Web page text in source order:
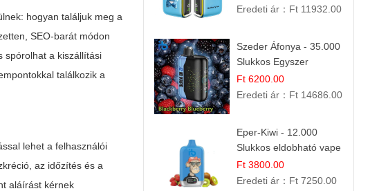
hogyan találjuk meg a
SEO-barát módon
spórolhat a kiszállítási
találkozik a
lehet a felhasználói
az időzítés és a
aláírást kérnek
Desszert Íz
Eredeti ár： Ft 11932.00
Szeder Áfonya - 35.000
Slukkos Egyszer
Használatos E-cigaretta
| Prémium Ízélmény
Ft 6200.00
Eredeti ár： Ft 14686.00
Eper-Kiwi - 12.000
Slukkos eldobható vape
| Friss Gyümölcs
Kombináció
Ft 3800.00
Eredeti ár： Ft 7250.00